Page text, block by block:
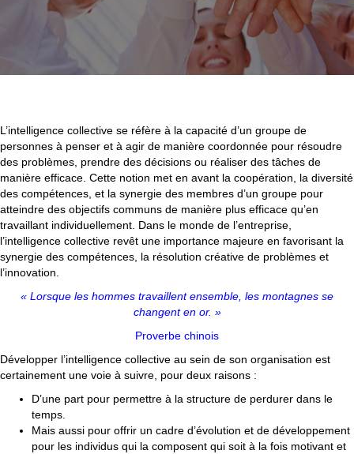
L’intelligence collective se réfère à la capacité d’un groupe de
personnes à penser et à agir de manière coordonnée pour résoudre
des problèmes, prendre des décisions ou réaliser des tâches de
manière efficace. Cette notion met en avant la coopération, la diversité
des compétences, et la synergie des membres d’un groupe pour
atteindre des objectifs communs de manière plus efficace qu’en
travaillant individuellement. Dans le monde de l’entreprise,
l’intelligence collective revêt une importance majeure en favorisant la
synergie des compétences, la résolution créative de problèmes et
l’innovation.
« Lorsque les hommes travaillent ensemble, les montagnes se
changent en or. »
Proverbe chinois
Développer l’intelligence collective au sein de son organisation est
certainement une voie à suivre, pour deux raisons :
D’une part pour permettre à la structure de perdurer dans le
temps.
Mais aussi pour offrir un cadre d’évolution et de développement
pour les individus qui la composent qui soit à la fois motivant et